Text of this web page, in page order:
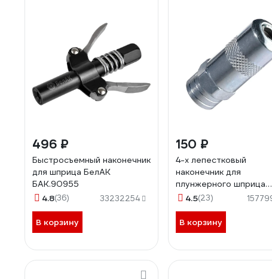
496 ₽
Быстросъемный наконечник
для шприца БелАК
БАК.90955
4.8(36) 33232254
В корзину
150 ₽
4-х лепестковый
наконечник для
плунжерного шприца
NORDBERG NO9004
4.5(23)
В корзину